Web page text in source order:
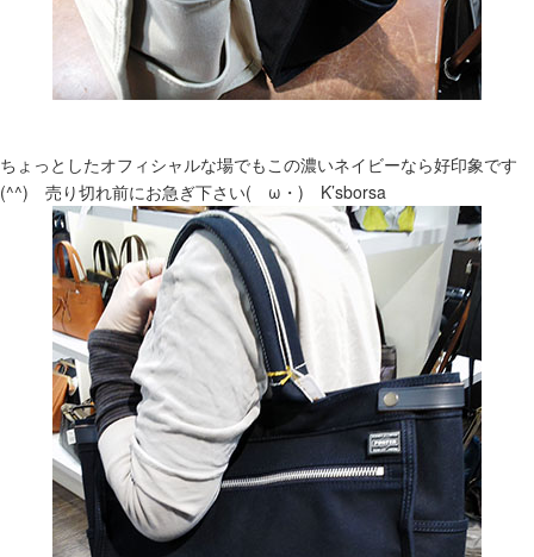
ちょっとしたオフィシャルな場でもこの濃いネイビーなら好印象です
(^^) 売り切れ前にお急ぎ下さい(ゝω・) K’sborsa